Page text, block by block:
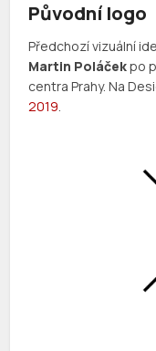
Původní logo
Předchozí vizuální
Martin Poláčekpo
centra Prahy. Na
2019.